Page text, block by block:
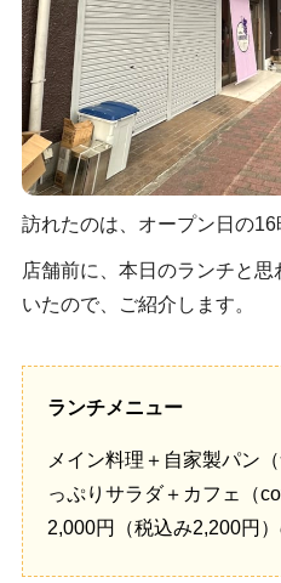
訪れたのは、オープン日の16
店舗前に、本日のランチと
いたので、ご紹介します。
ランチメニュー
メイン料理＋自家製パン
っぷりサラダ＋カフェ（
2,000円（税込み2,200円）